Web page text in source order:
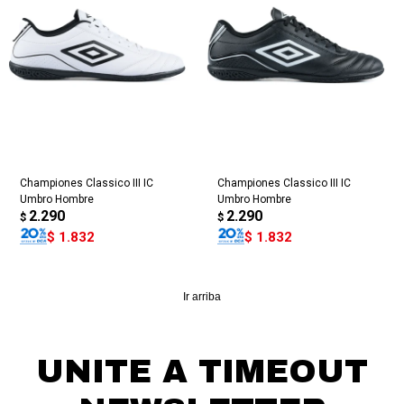
Championes Classico III IC
Umbro Hombre
$ 2.290
$ 1.832
Championes Classico III IC
Umbro Hombre
$ 2.290
$ 1.832
Ir arriba
UNITE A TIMEOUT